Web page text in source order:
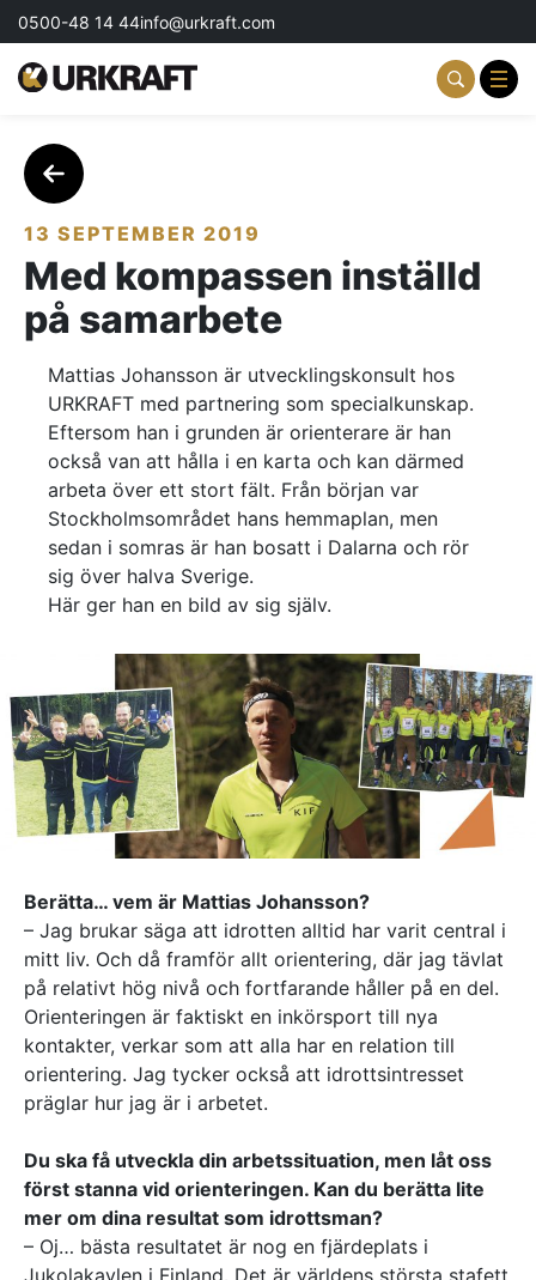
0500-48 14 44info@urkraft.com
Partnering & Samverkan
Event & Aktiviteter
Profil & Kommunikation
Aktuellt
Kontakta oss
Om oss
Referenser
Inre hamnen etapp 2 – tillsammans bygger
vi framtidens Norrköping
— Erfarenhetsåterföring skapar mervärde i
strategisk partnering
— Vem leder processerna när projekten blir
allt mer komplexa?
— Partnering i praktiken – Växjös nya simhall
går in i produktion
KONTAKT
Drottninggatan 6
541 31 Skövde
0500-48 14 44
info@urkraft.com
13 SEPTEMBER 2019
Med kompassen inställd
på samarbete
Mattias Johansson är utvecklingskonsult hos
URKRAFT med partnering som specialkunskap.
Eftersom han i grunden är orienterare är han
också van att hålla i en karta och kan därmed
arbeta över ett stort fält. Från början var
Stockholmsområdet hans hemmaplan, men
sedan i somras är han bosatt i Dalarna och rör
sig över halva Sverige.
Här ger han en bild av sig själv.
Berätta… vem är Mattias Johansson?
– Jag brukar säga att idrotten alltid har varit central i
mitt liv. Och då framför allt orientering, där jag tävlat
på relativt hög nivå och fortfarande håller på en del.
Orienteringen är faktiskt en inkörsport till nya
kontakter, verkar som att alla har en relation till
orientering. Jag tycker också att idrottsintresset
präglar hur jag är i arbetet.
Du ska få utveckla din arbetssituation, men låt oss
först stanna vid orienteringen. Kan du berätta lite
mer om dina resultat som idrottsman?
– Oj… bästa resultatet är nog en fjärdeplats i
Jukolakavlen i Finland. Det är världens största stafett